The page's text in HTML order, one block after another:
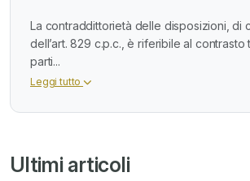
Ultimi articoli
La contraddittorietà delle disposizioni, di
dell’art. 829 c.p.c., è riferibile al contrasto
parti...
Leggi tutto